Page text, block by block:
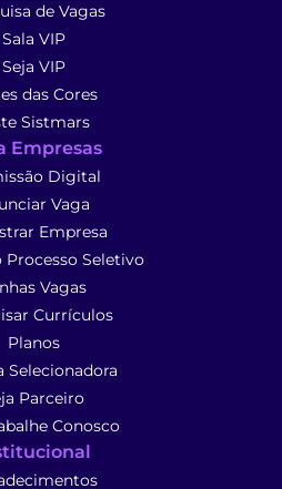
de Vagas
Sala VIP
Seja VIP
das Cores
Sistmars
Empresas
Digital
Vaga
Empresa
Processo Seletivo
Vagas
Currículos
Planos
Selecionadora
Parceiro
Conosco